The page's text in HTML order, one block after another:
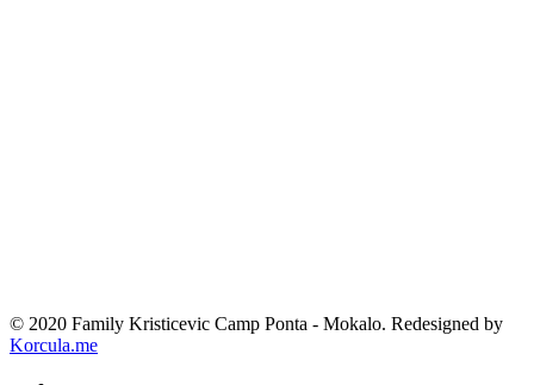
© 2020 Family Kristicevic Camp Ponta - Mokalo. Redesigned by
Korcula.me